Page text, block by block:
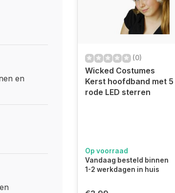
en
(0)
Wicked Costumes
Kerst hoofdband met 5
rode LED sterren
Op voorraad
Vandaag besteld binnen
1-2 werkdagen in huis